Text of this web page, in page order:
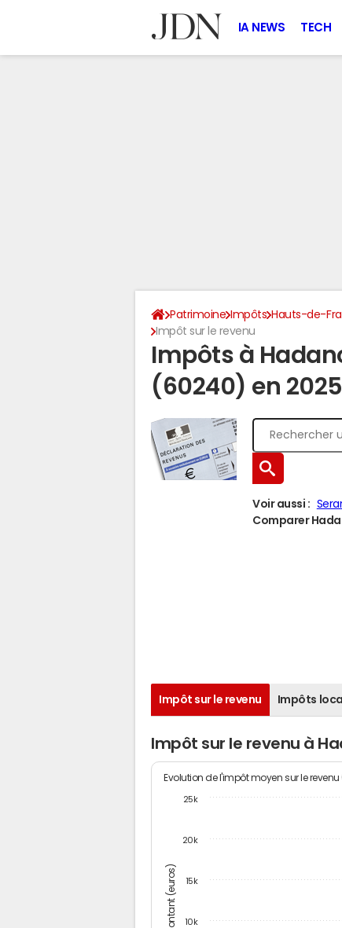
IA NEWS TECH
Patrimoine Impôts Hauts-de-
Impôt sur le revenu
Impôts à
(60240) en 2025
Voir aussi :
Comparer
Impôt sur le revenu Impôts
Impôt sur le revenu à
Montant (euros)
Evolution de l'impôt moyen sur le
10k
15k
20k
25k